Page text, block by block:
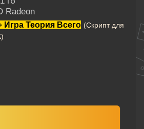
Radeon
Игра Теория Всего (Скрипт для